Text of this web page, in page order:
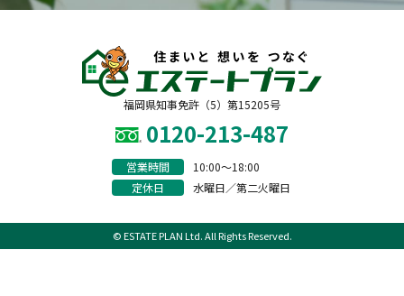
福岡県知事免許（5）第15205号
0120-213-487
営業時間
10:00〜18:00
定休日
水曜日／第二火曜日
© ESTATE PLAN Ltd. All Rights Reserved.